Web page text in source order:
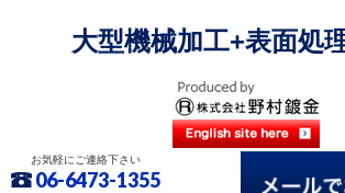
大型機械加工+表面処
お気軽にご連絡下さい
06-6473-1355